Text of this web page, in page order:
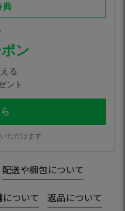
典
ン
る
ント
ただけます
配送や梱包について
ついて 返品について